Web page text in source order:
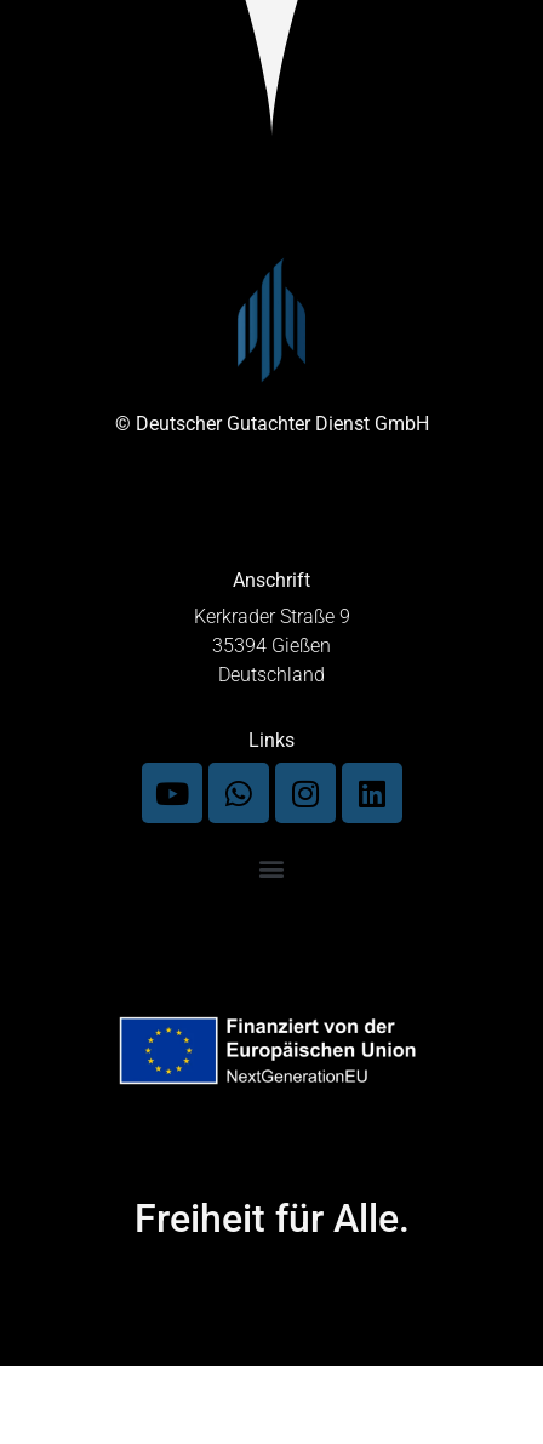
© Deutscher Gutachter Dienst GmbH
Anschrift
Kerkrader Straße 9
35394 Gießen
Deutschland
Links
Freiheit für Alle.